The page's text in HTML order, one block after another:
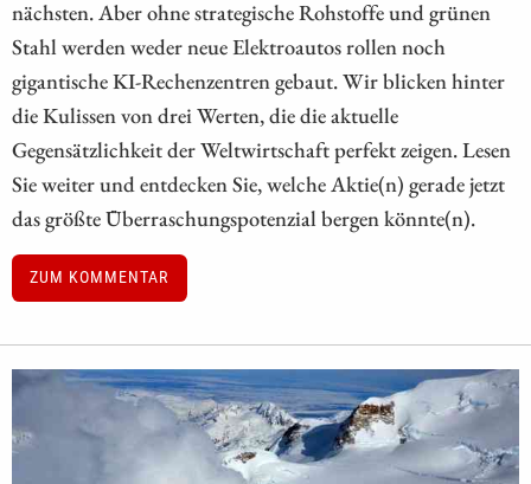
nächsten. Aber ohne strategische Rohstoffe und grünen
Stahl werden weder neue Elektroautos rollen noch
gigantische KI-Rechenzentren gebaut. Wir blicken hinter
die Kulissen von drei Werten, die die aktuelle
Gegensätzlichkeit der Weltwirtschaft perfekt zeigen. Lesen
Sie weiter und entdecken Sie, welche Aktie(n) gerade jetzt
das größte Überraschungspotenzial bergen könnte(n).
ZUM KOMMENTAR